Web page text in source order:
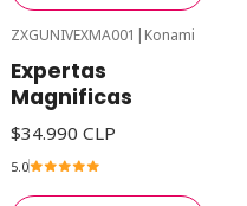
ZXGUNIVEXMA001 Konami
Expertas
Magnificas
$34.990 CLP
5.0